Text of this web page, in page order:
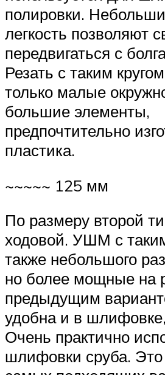
полировки.
легкость позволяют
передвигаться с
Резать с таким
только малые
большие элементы,
предпочтительно
пластика.
~~~~~ 125 мм
По размеру второй
ходовой. УШМ с
также небольшого
но более мощные на
предыдущим
удобна и в
Очень практично
шлифовки сруба. Это